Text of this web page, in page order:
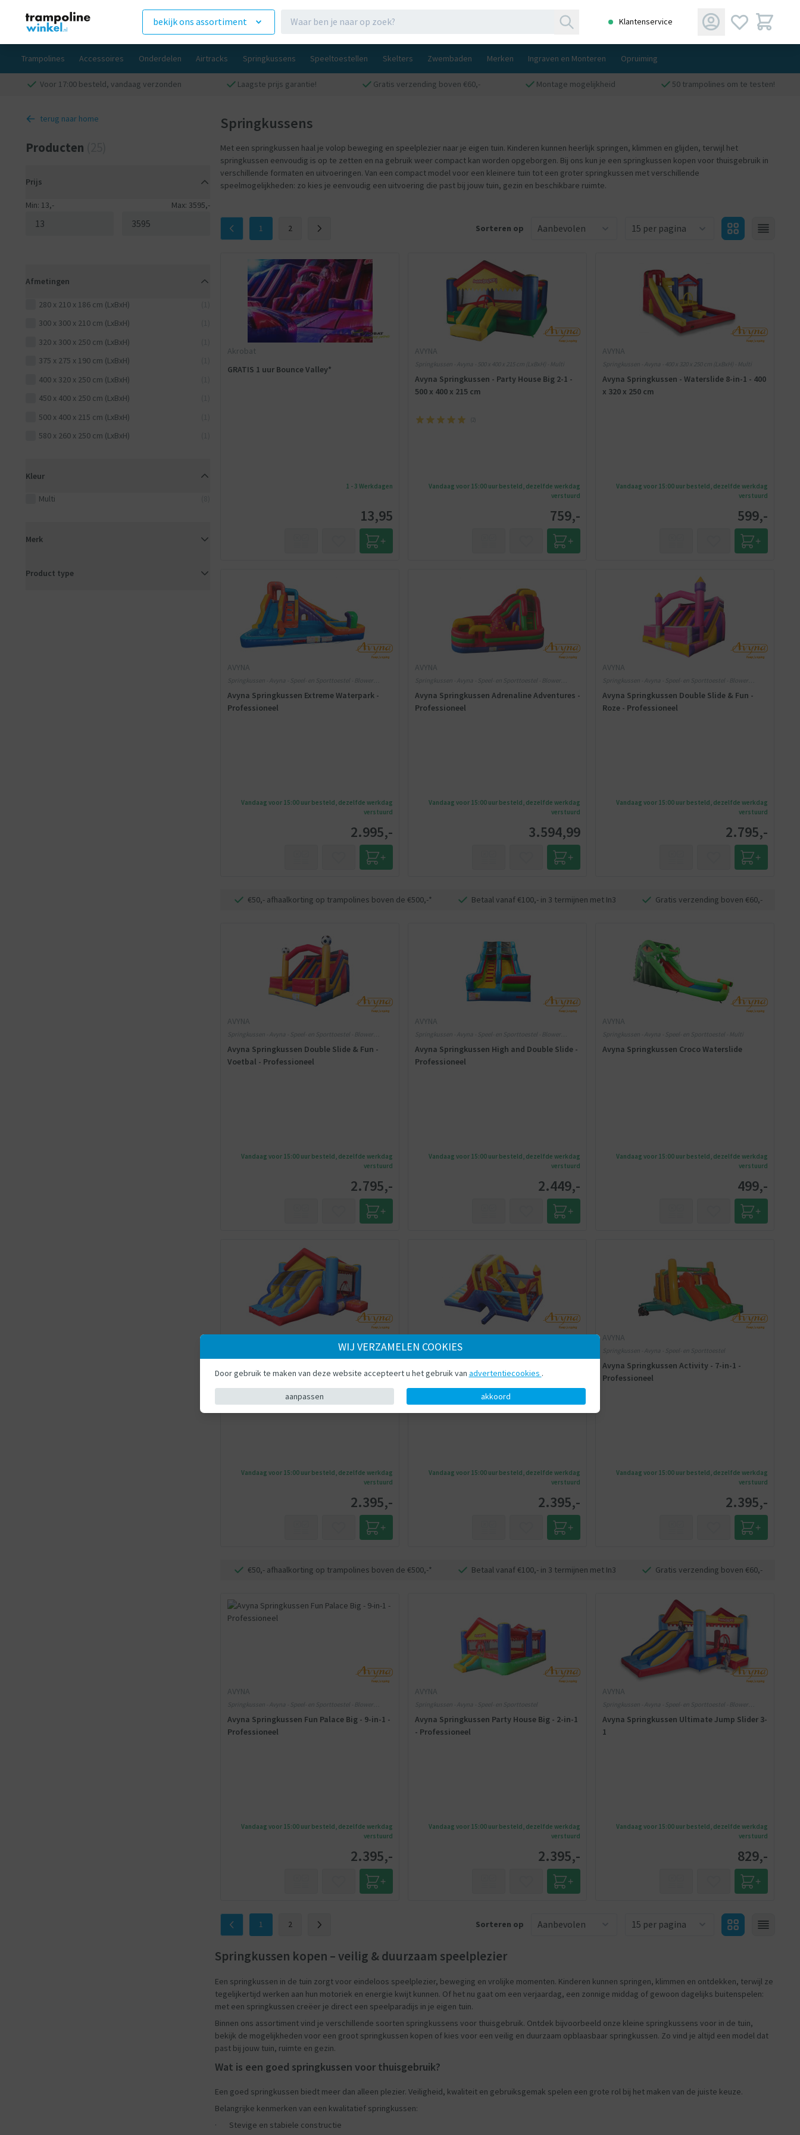
bekijk ons assortiment Klantenservice
Trampolines Accessoires Onderdelen Airtracks Springkussens Speeltoestellen Skelters Zwembaden Merken Ingraven en Monteren Opruiming
Voor 17:00 besteld, vandaag verzonden Laagste prijs garantie! Gratis verzending boven €60,- Montage mogelijkheid 50 trampolines om te testen!
terug naar home
Producten
Prijs
Min: 13,- Max: 3595,-
Afmetingen
280 x 210 x 186 cm (LxBxH)
300 x 300 x 210 cm (LxBxH)
320 x 300 x 250 cm (LxBxH)
375 x 275 x 190 cm (LxBxH)
400 x 320 x 250 cm (LxBxH)
450 x 400 x 250 cm (LxBxH)
500 x 400 x 215 cm (LxBxH)
580 x 260 x 250 cm (LxBxH)
Kleur
Multi
Merk
Product type
Springkussens
Met een springkussen haal je volop beweging en speelplezier naar je eigen tuin. Kinderen kunnen heerlijk springen, klimmen en glijden, terwijl het
springkussen eenvoudig is op te zetten en na gebruik weer compact kan worden opgeborgen. Bij ons kun je een springkussen kopen voor thuisgebruik in
verschillende formaten en uitvoeringen. Van een compact model voor een kleinere tuin tot een groter springkussen met verschillende
speelmogelijkheden: zo kies je eenvoudig een uitvoering die past bij jouw tuin, gezin en beschikbare ruimte.
1 2 Sorteren op
Akrobat
GRATIS 1 uur Bounce Valley*
1 - 3 Werkdagen
13,95
AVYNA
Springkussen - Avyna - 500 x 400 x 215 cm (LxBxH) - Multi
Avyna Springkussen - Party House Big 2-1 -
500 x 400 x 215 cm
2
Vandaag voor 15:00 uur besteld, dezelfde werkdag
verstuurd
759,-
AVYNA
Springkussen - Avyna - 400 x 320 x 250 cm (LxBxH) - Multi
Avyna Springkussen - Waterslide 8-in-1 - 400
x 320 x 250 cm
Vandaag voor 15:00 uur besteld, dezelfde werkdag
verstuurd
599,-
AVYNA
Springkussen - Avyna - Speel- en Sporttoestel - Blower
Avyna Springkussen Extreme Waterpark -
Professioneel
Vandaag voor 15:00 uur besteld, dezelfde werkdag
verstuurd
2.995,-
AVYNA
Springkussen - Avyna - Speel- en Sporttoestel - Blower
Avyna Springkussen Adrenaline Adventures -
Professioneel
Vandaag voor 15:00 uur besteld, dezelfde werkdag
verstuurd
3.594,99
AVYNA
Springkussen - Avyna - Speel- en Sporttoestel - Blower
Avyna Springkussen Double Slide & Fun -
Roze - Professioneel
Vandaag voor 15:00 uur besteld, dezelfde werkdag
verstuurd
2.795,-
€50,- afhaalkorting op trampolines boven de €500,-* Betaal vanaf €100,- in 3 termijnen met In3 Gratis verzending boven €60,-
AVYNA
Springkussen - Avyna - Speel- en Sporttoestel - Blower
Avyna Springkussen Double Slide & Fun -
Voetbal - Professioneel
Vandaag voor 15:00 uur besteld, dezelfde werkdag
verstuurd
2.795,-
AVYNA
Springkussen - Avyna - Speel- en Sporttoestel - Blower
Avyna Springkussen High and Double Slide -
Professioneel
Vandaag voor 15:00 uur besteld, dezelfde werkdag
verstuurd
2.449,-
AVYNA
Springkussen - Avyna - Speel- en Sporttoestel - Multi
Avyna Springkussen Croco Waterslide
Vandaag voor 15:00 uur besteld, dezelfde werkdag
verstuurd
499,-
AVYNA
Springkussen - Avyna - Speel- en Sporttoestel
3-in-1 - Professioneel
Vandaag voor 15:00 uur besteld, dezelfde werkdag
verstuurd
2.395,-
AVYNA
Springkussen - Avyna - Speel- en Sporttoestel
in-1 - Professioneel
Vandaag voor 15:00 uur besteld, dezelfde werkdag
verstuurd
2.395,-
AVYNA
Springkussen - Avyna - Speel- en Sporttoestel
Avyna Springkussen Activity - 7-in-1 -
Professioneel
Vandaag voor 15:00 uur besteld, dezelfde werkdag
verstuurd
2.395,-
€50,- afhaalkorting op trampolines boven de €500,-* Betaal vanaf €100,- in 3 termijnen met In3 Gratis verzending boven €60,-
AVYNA
Springkussen - Avyna - Speel- en Sporttoestel - Blower
Avyna Springkussen Fun Palace Big - 9-in-1 -
Professioneel
Vandaag voor 15:00 uur besteld, dezelfde werkdag
verstuurd
2.395,-
AVYNA
Springkussen - Avyna - Speel- en Sporttoestel
Avyna Springkussen Party House Big - 2-in-1
- Professioneel
Vandaag voor 15:00 uur besteld, dezelfde werkdag
verstuurd
2.395,-
AVYNA
Springkussen - Avyna - Speel- en Sporttoestel - Blower
Avyna Springkussen Ultimate Jump Slider 3-
1
Vandaag voor 15:00 uur besteld, dezelfde werkdag
verstuurd
829,-
1 2 Sorteren op
Springkussen kopen – veilig & duurzaam speelplezier
Een springkussen in de tuin zorgt voor eindeloos speelplezier, beweging en vrolijke momenten. Kinderen kunnen springen, klimmen en ontdekken, terwijl ze
tegelijkertijd werken aan hun motoriek en energie kwijt kunnen. Of het nu gaat om een verjaardag, een zonnige middag of gewoon dagelijks buitenspelen:
met een springkussen creëer je direct een speelparadijs in je eigen tuin.
Binnen ons assortiment vind je verschillende soorten springkussens voor thuisgebruik. Ontdek bijvoorbeeld onze kleine springkussens voor in de tuin,
bekijk de mogelijkheden voor een groot springkussen kopen of kies voor een veilig en duurzaam opblaasbaar springkussen. Zo vind je altijd een model dat
past bij jouw tuin, ruimte en gezin.
Wat is een goed springkussen voor thuisgebruik?
Een goed springkussen biedt meer dan alleen plezier. Veiligheid, kwaliteit en gebruiksgemak spelen een grote rol bij het maken van de juiste keuze.
Belangrijke kenmerken van een kwalitatief springkussen:
· Stevige en stabiele constructie
WIJ VERZAMELEN COOKIES
Door gebruik te maken van deze website accepteert u het gebruik van advertentiecookies .
aanpassen akkoord